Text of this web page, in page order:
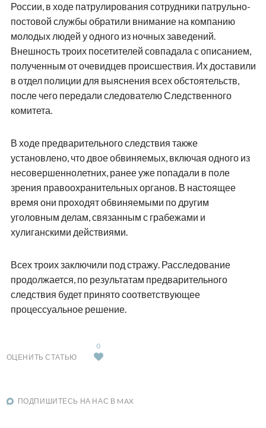
России, в ходе патрулирования сотрудники патрульно-
постовой службы обратили внимание на компанию
молодых людей у одного из ночных заведений.
Внешность троих посетителей совпадала с описанием,
полученным от очевидцев происшествия. Их доставили
в отдел полиции для выяснения всех обстоятельств,
после чего передали следователю Следственного
комитета.
В ходе предварительного следствия также
установлено, что двое обвиняемых, включая одного из
несовершеннолетних, ранее уже попадали в поле
зрения правоохранительных органов. В настоящее
время они проходят обвиняемыми по другим
уголовным делам, связанным с грабежами и
хулиганскими действиями.
Всех троих заключили под стражу. Расследование
продолжается, по результатам предварительного
следствия будет принято соответствующее
процессуальное решение.
ОЦЕНИТЬ СТАТЬЮ
0
ПОДПИШИТЕСЬ НА НАС В MAX